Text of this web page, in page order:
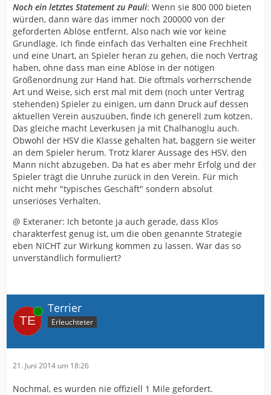
Noch ein letztes Statement zu Pauli: Wenn sie 800 000 bieten
würden, dann wäre das immer noch 200000 von der
geforderten Ablöse entfernt. Also nach wie vor keine
Grundlage. Ich finde einfach das Verhalten eine Frechheit
und eine Unart, an Spieler heran zu gehen, die noch Vertrag
haben, ohne dass man eine Ablöse in der nötigen
Größenordnung zur Hand hat. Die oftmals vorherrschende
Art und Weise, sich erst mal mit dem (noch unter Vertrag
stehenden) Spieler zu einigen, um dann Druck auf dessen
aktuellen Verein auszuüben, finde ich generell zum kotzen.
Das gleiche macht Leverkusen ja mit Chalhanoglu auch.
Obwohl der HSV die Klasse gehalten hat, baggern sie weiter
an dem Spieler herum. Trotz klarer Aussage des HSV, den
Mann nicht abzugeben. Da hat es aber mehr Erfolg und der
Spieler trägt die Unruhe zurück in den Verein. Für mich
nicht mehr "typisches Geschäft" sondern absolut
unseriöses Verhalten.
@ Exteraner: Ich betonte ja auch gerade, dass Klos
charakterfest genug ist, um die oben genannte Strategie
eben NICHT zur Wirkung kommen zu lassen. War das so
unverständlich formuliert?
Online Terrier
Erleuchteter
21. Juni 2014 um 18:26
Nochmal, es wurden nie offiziell 1 Mile gefordert.